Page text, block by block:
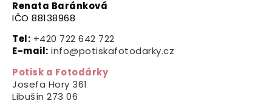
Renata Baránková
IČO 88138968
Tel: +420 722 642 722
E-mail: info@potiskafotodarky.cz
Potisk a Fotodárky
Josefa Hory 361
Libušín 273 06